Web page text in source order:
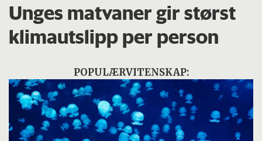
Unges matvaner gir størst
klimautslipp per person
POPULÆRVITENSKAP: